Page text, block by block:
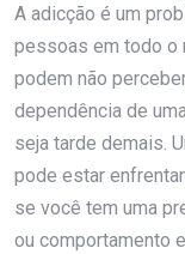
A adicção é um
pessoas em todo o
podem não
dependência de
seja tarde demais.
pode estar
se você tem uma
ou comportamento